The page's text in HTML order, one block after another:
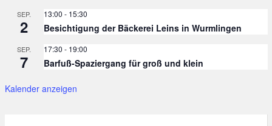
SEP.
2
13:00 - 15:30
Besichtigung der Bäckerei Leins in Wurmlingen
SEP.
7
17:30 - 19:00
Barfuß-Spaziergang für groß und klein
Kalender anzeigen